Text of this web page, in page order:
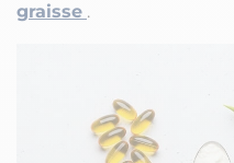
graisse .